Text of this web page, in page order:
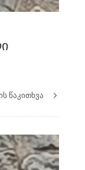
წაკითხვა